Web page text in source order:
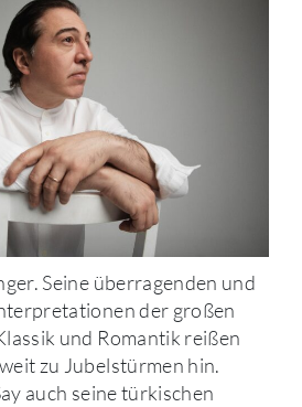
Seine überragenden und
der großen
und Romantik reißen
zu Jubelstürmen hin.
auch seine türkischen